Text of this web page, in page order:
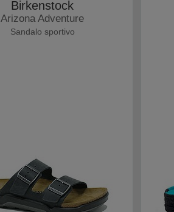
Birkenstock
Arizona Adventure
Sandalo sportivo